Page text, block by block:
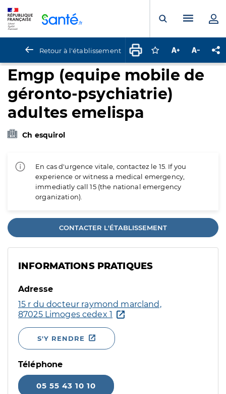
Ouvrir laMenu
Retour à l'établissement Connectez-vous
Augmenter la
Emgp (equipe mobile de
géronto-psychiatrie)
adultes emelispa
Ch esquirol
En cas d'urgence vitale, contactez le 15. If you
experience or witness a medical emergency,
immediatly call 15 (the national emergency
organization).
CONTACTER L'ÉTABLISSEMENT
INFORMATIONS PRATIQUES
Adresse
15 r du docteur raymond marcland,
87025 Limoges cedex 1
S'Y RENDRE
Téléphone
05 55 43 10 10